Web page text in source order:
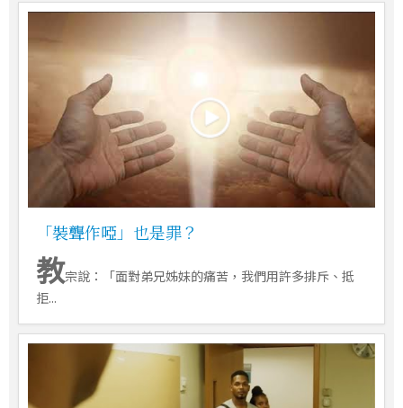
「裝聾作啞」也是罪？
教宗說：「面對弟兄姊妹的痛苦，我們用許多排斥、抵
拒...